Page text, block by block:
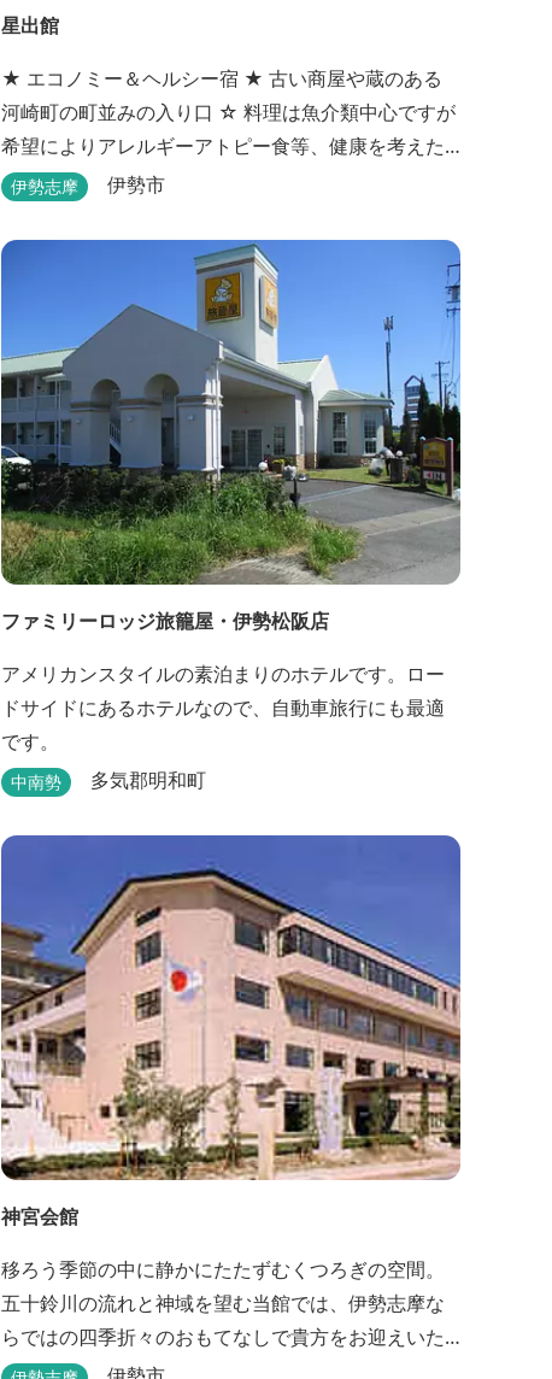
星出館
★ エコノミー＆ヘルシー宿 ★ 古い商屋や蔵のある
河崎町の町並みの入り口 ☆ 料理は魚介類中心ですが
希望によりアレルギーアトピー食等、健康を考えた
料理も対応（要予約） ☆ 光明石や備長炭を設置した
を！ 【Japanese Inn Group 会員です】
伊勢志摩 伊勢市
ファミリーロッジ旅籠屋・伊勢松阪店
アメリカンスタイルの素泊まりのホテルです。ロー
ドサイドにあるホテルなので、自動車旅行にも最適
です。
中南勢 多気郡明和町
神宮会館
移ろう季節の中に静かにたたずむくつろぎの空間。
五十鈴川の流れと神域を望む当館では、伊勢志摩な
らではの四季折々のおもてなしで貴方をお迎えいた
します。伊勢神宮（内宮）に歩いて５分。早朝参拝